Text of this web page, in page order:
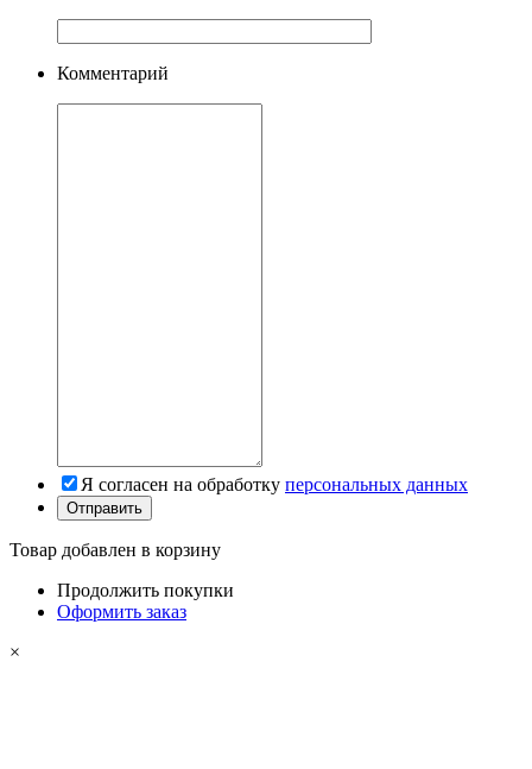
Комментарий
Я согласен на обработку персональных данных
Товар добавлен в корзину
Продолжить покупки
Оформить заказ
×